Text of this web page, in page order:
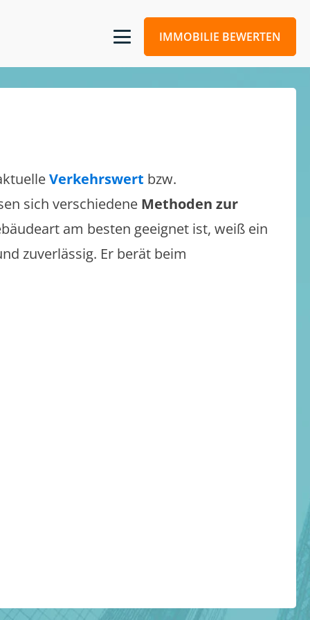
IMMOBILIE BEWERTEN
Verkehrswert bzw.
sich verschiedene Methoden zur
am besten geeignet ist, weiß ein
zuverlässig. Er berät beim